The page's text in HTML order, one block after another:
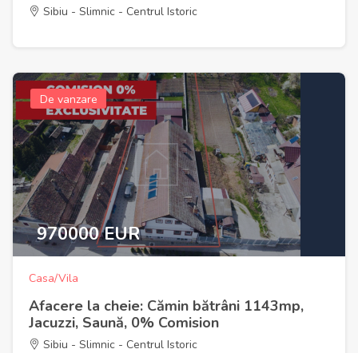
Sibiu - Slimnic - Centrul Istoric
De vanzare
970000 EUR
Casa/Vila
Afacere la cheie: Cămin bătrâni 1143mp,
Jacuzzi, Saună, 0% Comision
Sibiu - Slimnic - Centrul Istoric